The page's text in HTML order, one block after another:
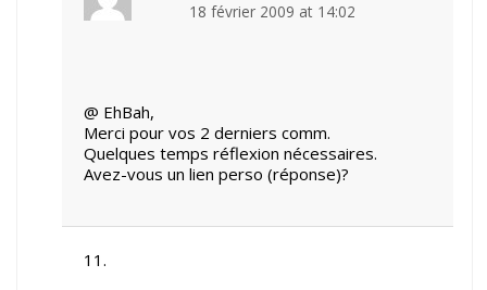
18 février 2009 at 14:02
@ EhBah,
Merci pour vos 2 derniers comm.
Quelques temps réflexion nécessaires.
Avez-vous un lien perso (réponse)?